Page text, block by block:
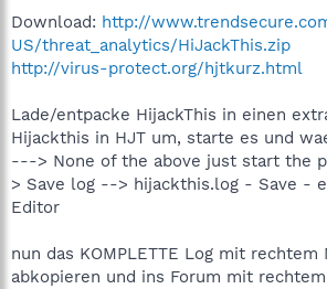
Download: http://
US/threat_analytics/HiJackThis.zip
http://virus-protect.org/hjtkurz.html
Lade/entpacke HijackThis in einen
Hijackthis in HJT um, starte es und
---> None of the above just start the
> Save log --> hijackthis.log - Save -
Editor
nun das KOMPLETTE Log mit rechtem
abkopieren und ins Forum mit